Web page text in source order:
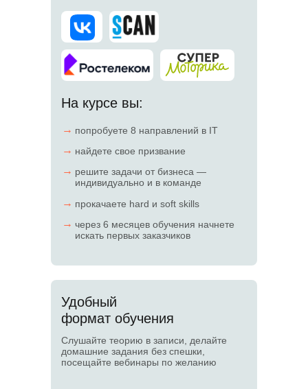
На курсе вы:
→ попробуете 8 направлений в IT
→ найдете свое призвание
→ решите задачи от бизнеса —
индивидуально и в команде
→ прокачаете hard и soft skills
Удобный
формат обучения
Слушайте теорию в записи, делайте
домашние задания без спешки,
посещайте вебинары по желанию
→ через 6 месяцев обучения начнете
искать первых заказчиков